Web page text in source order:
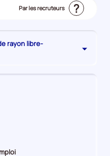
Trier
métiers
plus
recherchés
Par les recruteurs ?
rayon libre-